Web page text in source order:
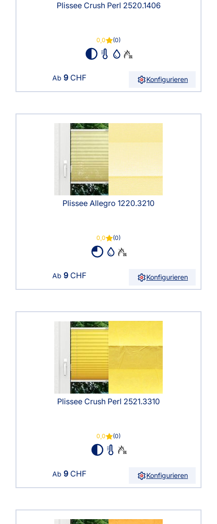
Plissee Crush Perl 2520.1406
0,0 (0)
Ab 9 CHF Konfigurieren
Plissee Allegro 1220.3210
0,0 (0)
Ab 9 CHF Konfigurieren
Plissee Crush Perl 2521.3310
0,0 (0)
Ab 9 CHF Konfigurieren